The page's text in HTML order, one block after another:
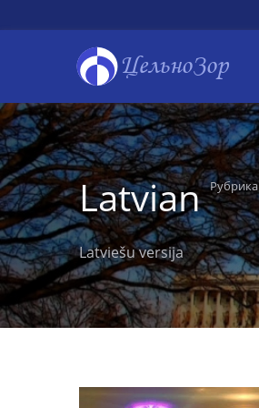
ЦельноЗор
LatvianРубрика
Latviešu versija